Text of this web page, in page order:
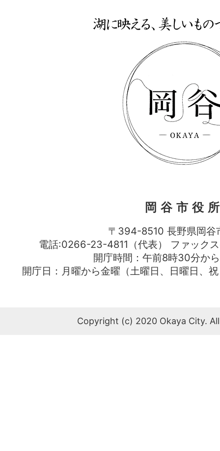
岡谷市役
〒394-8510 長野県岡谷
電話:0266-23-4811（代表） ファッ
開庁時間：午前8時30分か
開庁日：月曜から金曜（土曜日、日曜日、
Copyright (c) 2020 Okaya City.